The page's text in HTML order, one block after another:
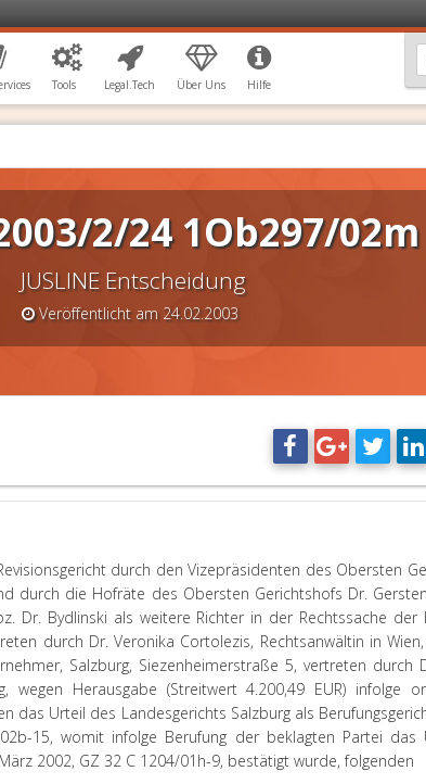
Tools Legal.Tech Über Uns Hilfe
2/24 1Ob297/02m
JUSLINE Entscheidung
Veröffentlicht am 24.02.2003
durch den Vizepräsidenten des Obersten
durch die Hofräte des Obersten Gerichtshofs Dr.
Dr. Bydlinski als weitere Richter in der Rechtssache der
durch Dr. Veronika Cortolezis, Rechtsanwältin in
Salzburg, Siezenheimerstraße 5, vertreten durch
wegen Herausgabe (Streitwert 4.200,49 EUR) infolge
das Urteil des Landesgerichts Salzburg als
15, womit infolge Berufung der beklagten Partei das
2002, GZ 32 C 1204/01h-9, bestätigt wurde, folgenden